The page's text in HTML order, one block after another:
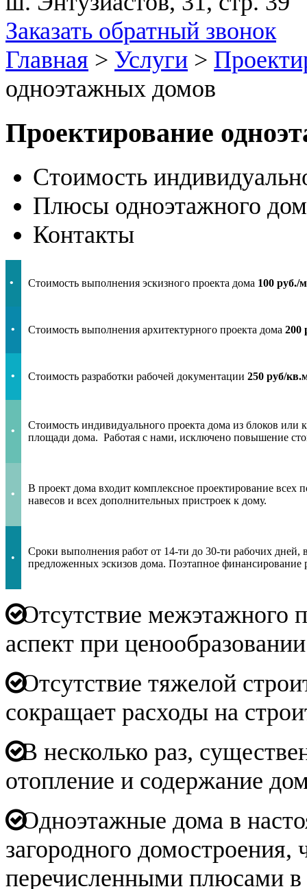
Заказать обратный звонок
Главная > Услуги >
одноэтажных домов
Проектирование
Стоимость
Плюсы одноэтажного
Контакты
• Стоимость выполнения эскизного проекта дома 100 руб./
• Стоимость выполнения архитектурного проекта дома 200
• Стоимость разработки рабочей документации 250 руб/
•
Стоимость индивидуального проекта дома из блоков или
площади дома. Работая с нами, исключено повышение
•
В проект дома входит комплексное проектирование
навесов и всех дополнительных пристроек к дому.
•
Сроки выполнения работ от 14-ти до 30-ти рабочих дней,
предложенных эскизов дома. Поэтапное финансирование
Отсутствие межэтажного
аспект при
Отсутствие тяжелой
сокращает расходы на
В несколько раз,
отопление и содержание
Одноэтажные дома в
загородного
перечисленными плюсами в